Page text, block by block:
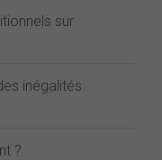
sur
inégalités
?